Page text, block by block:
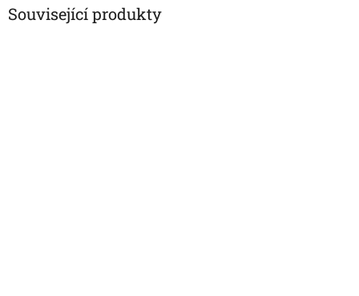
Související produkty